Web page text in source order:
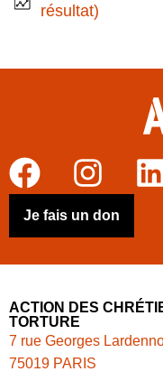
résultat)
Je fais un don
ACTION DES
TORTURE
7 rue Georges
75019 PARIS